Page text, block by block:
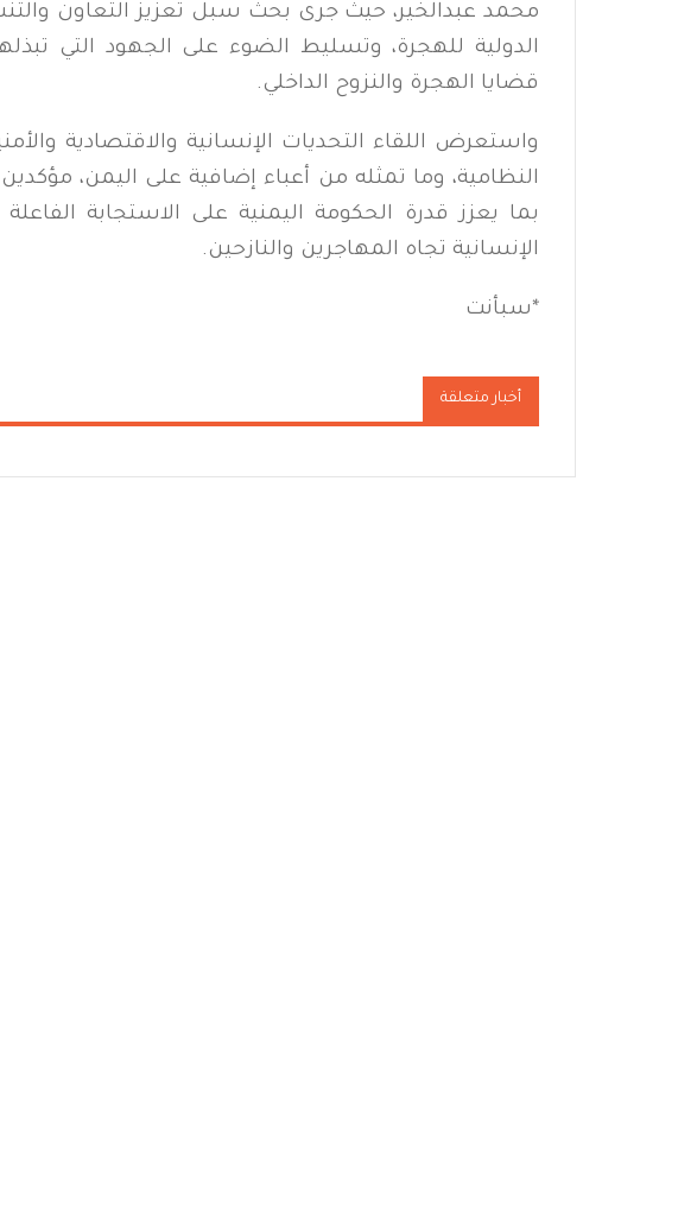
محمد عبدالخير، حيث جرى بحث سبل تعزيز التعاون
الدولية للهجرة، وتسليط الضوء على الجهود التي
قضايا الهجرة والنزوح الداخلي.
واستعرض اللقاء التحديات الإنسانية والاقتصادية
النظامية، وما تمثله من أعباء إضافية على اليمن،
بما يعزز قدرة الحكومة اليمنية على الاستجابة الفاعلة
الإنسانية تجاه المهاجرين والنازحين.
*سبأنت
أخبار متعلقة